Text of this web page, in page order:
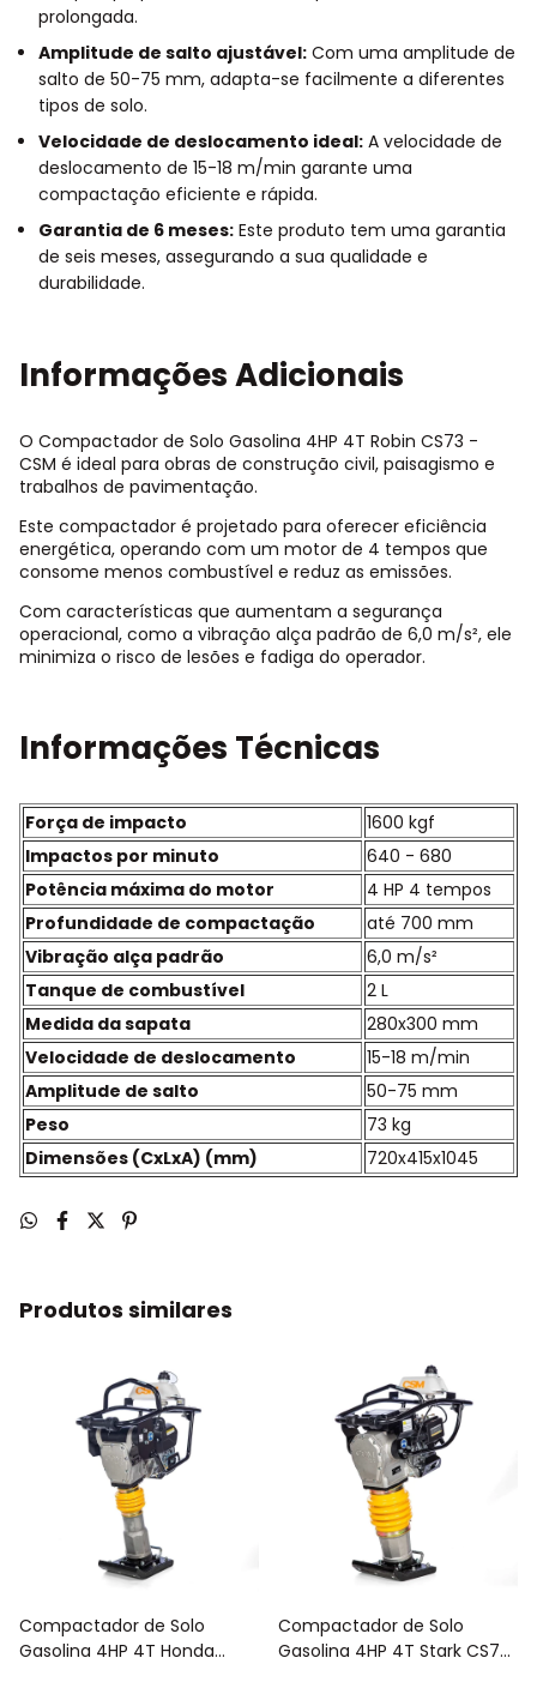
prolongada.
Amplitude de salto ajustável: Com uma amplitude de
salto de 50-75 mm, adapta-se facilmente a diferentes
tipos de solo.
Velocidade de deslocamento ideal: A velocidade de
deslocamento de 15-18 m/min garante uma
compactação eficiente e rápida.
Garantia de 6 meses: Este produto tem uma garantia
de seis meses, assegurando a sua qualidade e
durabilidade.
Informações Adicionais
O Compactador de Solo Gasolina 4HP 4T Robin CS73 -
CSM é ideal para obras de construção civil, paisagismo e
trabalhos de pavimentação.
Este compactador é projetado para oferecer eficiência
energética, operando com um motor de 4 tempos que
consome menos combustível e reduz as emissões.
Com características que aumentam a segurança
operacional, como a vibração alça padrão de 6,0 m/s², ele
minimiza o risco de lesões e fadiga do operador.
Informações Técnicas
Força de impacto
1600 kgf
Impactos por minuto
640 - 680
Potência máxima do motor
4 HP 4 tempos
Profundidade de compactação
até 700 mm
Vibração alça padrão
6,0 m/s²
Tanque de combustível
2 L
Medida da sapata
280x300 mm
Velocidade de deslocamento
15-18 m/min
Amplitude de salto
50-75 mm
Peso
73 kg
Dimensões (CxLxA) (mm)
720x415x1045
Produtos similares
Compactador de Solo
Gasolina 4HP 4T Honda
Compactador de Solo
Gasolina 4HP 4T Stark CS73